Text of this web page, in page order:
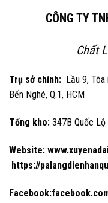
CÔNG TY
Chất
Trụ sở chính: Lầu 9,
Bến Nghé, Q.1, HCM
Tổng kho: 347B Quốc Lộ
Website:
https://
Facebook: